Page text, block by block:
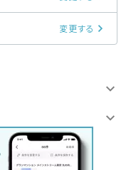
変更する